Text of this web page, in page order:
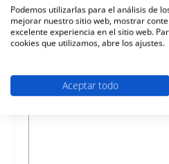
Sólo 5 disponible
Podemos utilizarlas para el análisis de
mejorar nuestro sitio web, mostrar
excelente experiencia en el sitio web.
cookies que utilizamos, abre los ajustes.
Aceptar todo